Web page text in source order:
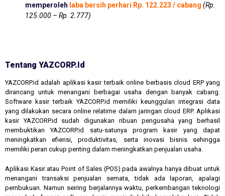
memperoleh laba bersih perhari Rp. 122.223 / cabang (Rp.
125.000 – Rp. 2.777)
Tentang YAZCORP.id
YAZCORP.id adalah aplikasi kasir terbaik online berbasis cloud ERP yang
dirancang untuk menangani berbagai usaha dengan banyak cabang.
Software kasir terbaik YAZCORP.id memiliki keunggulan integrasi data
yang dilakukan secara online relatime dalam jaringan cloud ERP. Aplikasi
kasir YAZCORP.id sudah digunakan ribuan pengusaha yang berhasil
membuktikan YAZCORP.id satu-satunya program kasir yang dapat
meningkatkan efiensi, produktivitas, serta inovasi bisnis sehingga
memiliki peran cukup penting dalam meningkatkan penjualan usaha.
Aplikasi Kasir atau Point of Sales (POS) pada awalnya hanya dibuat untuk
menangani transaksi penjualan semata, tidak ada laporan, apalagi
pembukuan. Namun seiring berjalannya waktu, perkembangan teknologi